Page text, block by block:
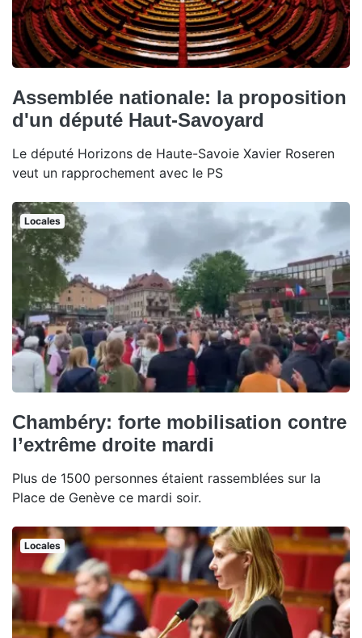
Assemblée nationale: la proposition
d'un député Haut-Savoyard
Le député Horizons de Haute-Savoie Xavier Roseren
veut un rapprochement avec le PS
Locales
Chambéry: forte mobilisation contre
l’extrême droite mardi
Plus de 1500 personnes étaient rassemblées sur la
Place de Genève ce mardi soir.
Locales